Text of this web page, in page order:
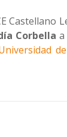
Castellano
Corbella a